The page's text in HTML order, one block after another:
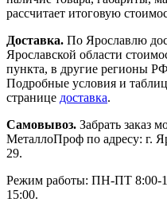
рассчитает итоговую
Доставка. По Ярославлю
Ярославской области
пункта, в другие регионы
Подробные условия и
странице доставка.
Самовывоз. Забрать заказ
МеталлоПроф по адресу: г.
29.
Режим работы: ПН-ПТ 8:00-
15:00.